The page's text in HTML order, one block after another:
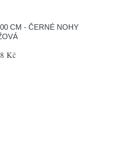
CM - ČERNÉ NOHY
Kč